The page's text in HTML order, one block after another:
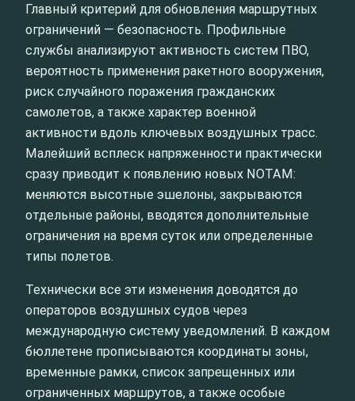
Главный критерий для обновления маршрутных
ограничений — безопасность. Профильные
службы анализируют активность систем ПВО,
вероятность применения ракетного вооружения,
риск случайного поражения гражданских
самолетов, а также характер военной
активности вдоль ключевых воздушных трасс.
Малейший всплеск напряженности практически
сразу приводит к появлению новых NOTAM:
меняются высотные эшелоны, закрываются
отдельные районы, вводятся дополнительные
ограничения на время суток или определенные
типы полетов.
Технически все эти изменения доводятся до
операторов воздушных судов через
международную систему уведомлений. В каждом
бюллетене прописываются координаты зоны,
временные рамки, список запрещенных или
ограниченных маршрутов, а также особые